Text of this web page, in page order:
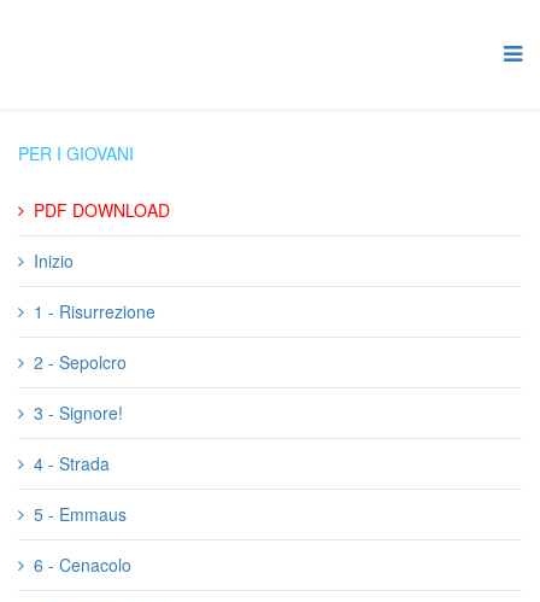
PER I GIOVANI
PDF DOWNLOAD
Inizio
1 - Risurrezione
2 - Sepolcro
3 - Signore!
4 - Strada
5 - Emmaus
6 - Cenacolo